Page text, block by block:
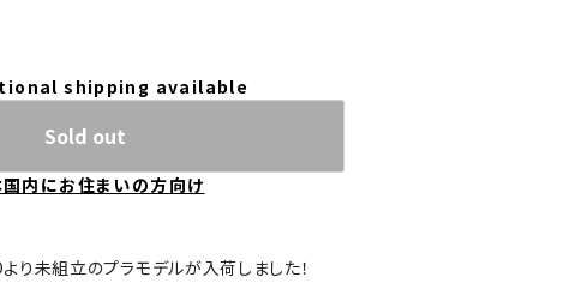
shipping available
Sold out
国内にお住まいの方向け
り未組立のプラモデルが入荷しました！